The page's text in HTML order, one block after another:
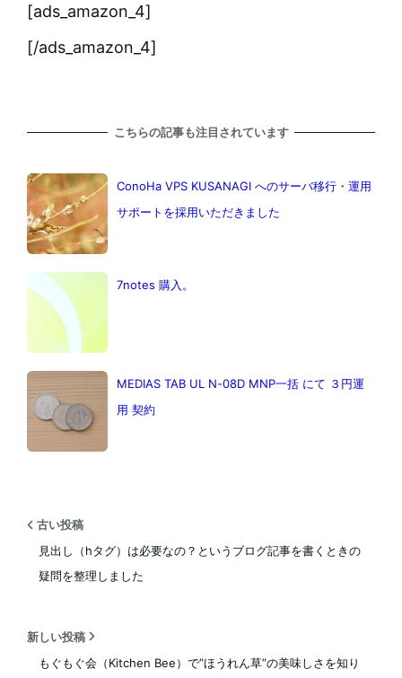
[ads_amazon_4]
[/ads_amazon_4]
こちらの記事も注目されています
ConoHa VPS KUSANAGI へのサーバ移行・運用
サポートを採用いただきました
7notes 購入。
MEDIAS TAB UL N-08D MNP一括 にて ３円運
用 契約
古い投稿
見出し（hタグ）は必要なの？というブログ記事を書くときの
疑問を整理しました
新しい投稿
もぐもぐ会（Kitchen Bee）で”ほうれん草”の美味しさを知り